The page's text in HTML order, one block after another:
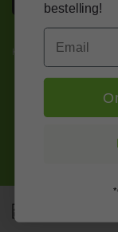
Kitcentrum is trots op:
bestelling!
Email